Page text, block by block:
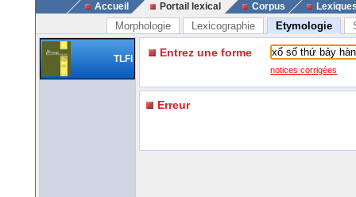
Accueil Portail lexical Corpus
Morphologie Lexicographie Etymologie
TLFi Entrez une forme
notices corrigées
Erreur